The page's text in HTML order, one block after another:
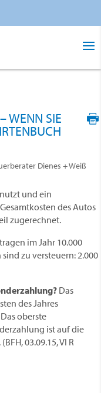
WENN SIE
Dienes + Weiß
und ein
des Autos
zugerechnet.
im Jahr 10.000
zu versteuern: 2.000
Das
des Jahres
oberste
ist auf die
03.09.15, VI R